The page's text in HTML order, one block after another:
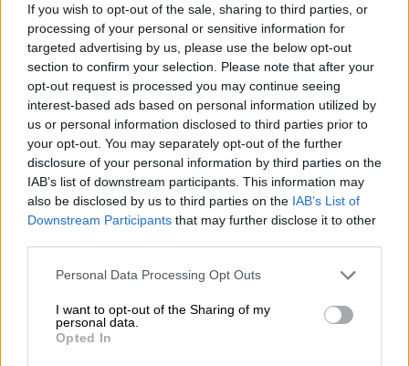
If you wish to opt-out of the sale, sharing to third parties, or
processing of your personal or sensitive information for
targeted advertising by us, please use the below opt-out
section to confirm your selection. Please note that after your
opt-out request is processed you may continue seeing
interest-based ads based on personal information utilized by
us or personal information disclosed to third parties prior to
your opt-out. You may separately opt-out of the further
disclosure of your personal information by third parties on the
IAB’s list of downstream participants. This information may
also be disclosed by us to third parties on the IAB’s List of
Downstream Participants that may further disclose it to other
Please note that this website/app uses one or more Google
not limited to your visit or usage behaviour. You may click to
grant or deny consent to Google and its third-party tags to
use your data for below specified purposes in below Google
Personal Data Processing Opt Outs
I want to opt-out of the Sharing of my
personal data.
Opted In
Για το Ιράν,αυτό είναι κατοχή. Τώρα έχει
κάτι που οι ΗΠΑ (και στην πραγματικότητα ο
υπόλοιπος κόσμος) θέλουν. Καιδεν
πρόκειται να το παραδώσειεκτός αν και έως
ότου η Αμερική πληρώσει ένα υπέρογκο
τίμημα. Στα μάτια της Τεχεράνης, τα Στενά
έχουν γίνειο πιο πολύτιμος όμηροςπου είχε
ποτέ στην κατοχή της. Όλα αυτά
επιβεβαιώθηκαν σε συνέντευξη του Μοχσέν
συνέντευξη «μου προκάλεσε ανατριχίλα
μου θύμισε τις συναντήσεις μου με
Ιρανούς αξιωματούχους ασφαλείας
σε